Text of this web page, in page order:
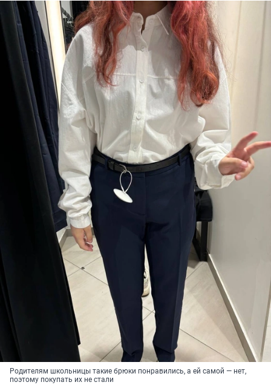
Родителям школьницы такие брюки понравились, а ей самой — нет,
поэтому покупать их не стали